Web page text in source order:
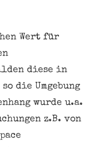
Wert für
diese in
die Umgebung
wurde u.a.
z.B. von